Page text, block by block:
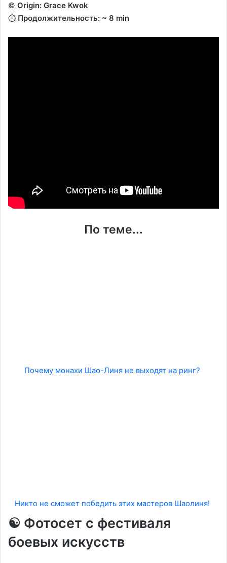
©️ Origin: Grace Kwok
⏱️ Продолжительность: ~ 8 min
По теме...
Почему монахи Шао-Линя не выходят на ринг?
Никто не сможет победить этих мастеров Шаолиня!
☯️ Фотосет с фестиваля
боевых искусств